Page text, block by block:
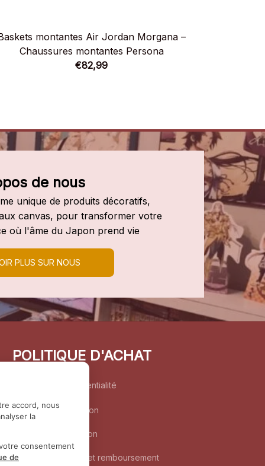
montantes Air Jordan Morgana –
Chaussures montantes Persona
€82,99
de nous
unique de produits décoratifs,
canvas, pour transformer votre
où l'âme du Japon prend vie
PLUS SUR NOUS
POLITIQUE D'ACHAT
Politique de confidentialité
Conditions d’utilisation
Politique d’expédition
Politique de retour et remboursement
accord, nous
la
consentement
de